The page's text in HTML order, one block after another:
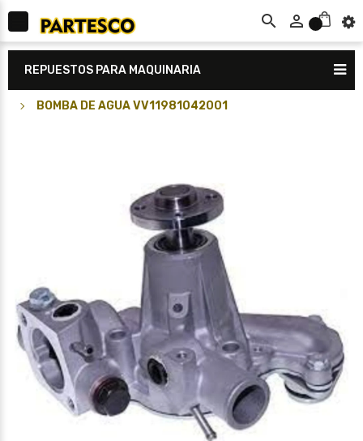
 
REPUESTOS PARA MAQUINARIA
BOMBA DE AGUA VV11981042001